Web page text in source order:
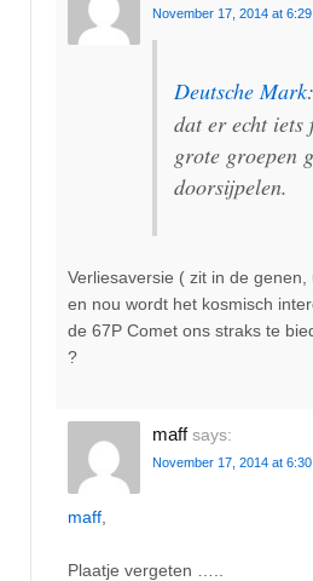
November 17, 2014 at
Deutsche Mark
dat er echt
grote groepen
doorsijpelen.
Verliesaversie ( zit in de genen,
en nou wordt het kosmisch
de 67P Comet ons straks te
?
maff says:
November 17, 2014 at
maff
Plaatje vergeten …..